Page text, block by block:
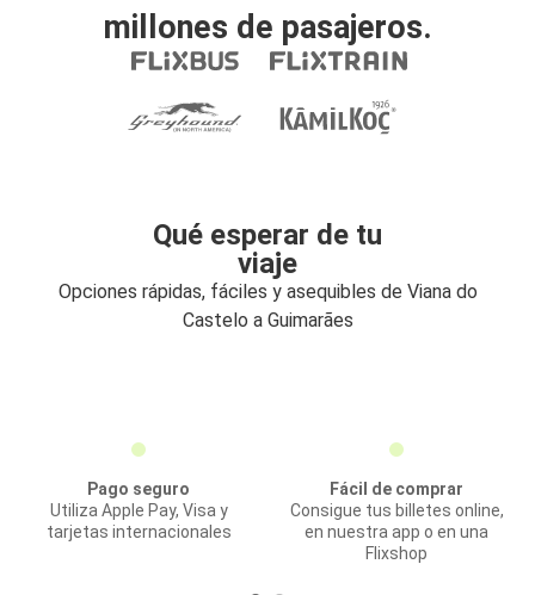
millones de pasajeros.
Qué esperar de tu
viaje
Opciones rápidas, fáciles y asequibles de Viana do
Castelo a Guimarães
Pago seguro
Utiliza Apple Pay, Visa y
tarjetas internacionales
Fácil de comprar
Consigue tus billetes online,
en nuestra app o en una
Flixshop